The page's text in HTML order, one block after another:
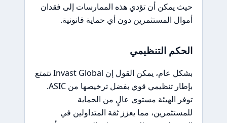
حيث يمكن أن تؤدي هذه الممارسات إلى فقدان
أموال المستثمرين دون أي حماية قانونية.
الحكم التنظيمي
بشكل عام، يمكن القول إن Invast Global تتمتع
بإطار تنظيمي قوي بفضل ترخيصها من ASIC.
توفر الهيئة مستوى عالٍ من الحماية
للمستثمرين، مما يعزز ثقة المتداولين في